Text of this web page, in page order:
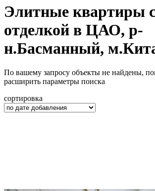
Элитные квартиры
отделкой в ЦАО, р-
н.Басманный,
По вашему запросу объекты не найдены,
расширить параметры поиска
сортировка